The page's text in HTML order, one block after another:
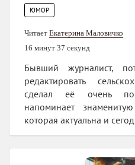
ЮМОР
Читает Екатерина Маловичко
16 минут 37 секунд
Бывший журналист,
редактировать
сделал её очень
напоминает
которая актуальна и